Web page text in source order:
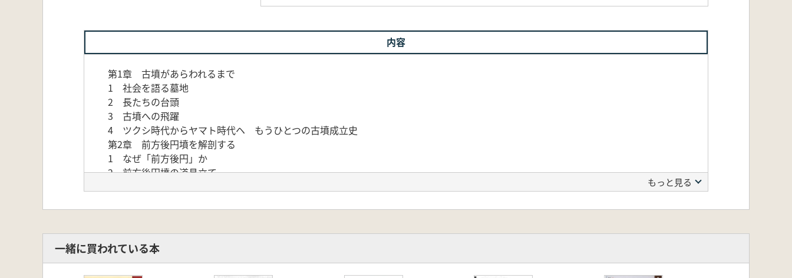
内容
第1章 古墳があらわれるまで
1 社会を語る墓地
2 長たちの台頭
3 古墳への飛躍
4 ツクシ時代からヤマト時代ヘ もうひとつの古墳成立史
第2章 前方後円墳を解剖する
1 なぜ「前方後円」か
2 前方後円墳の道具立て
第3章 巨大古墳の世界
2 国々の成立
3 巨大古墳を見上げる社会
もっと見る
一緒に買われている本